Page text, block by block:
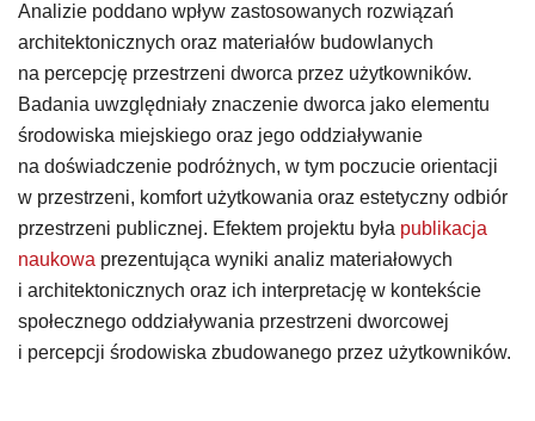
Analizie poddano wpływ zastosowanych rozwiązań
architektonicznych oraz materiałów budowlanych
na percepcję przestrzeni dworca przez użytkowników.
Badania uwzględniały znaczenie dworca jako elementu
środowiska miejskiego oraz jego oddziaływanie
na doświadczenie podróżnych, w tym poczucie orientacji
w przestrzeni, komfort użytkowania oraz estetyczny odbiór
przestrzeni publicznej. Efektem projektu była publikacja
naukowa prezentująca wyniki analiz materiałowych
i architektonicznych oraz ich interpretację w kontekście
społecznego oddziaływania przestrzeni dworcowej
i percepcji środowiska zbudowanego przez użytkowników.